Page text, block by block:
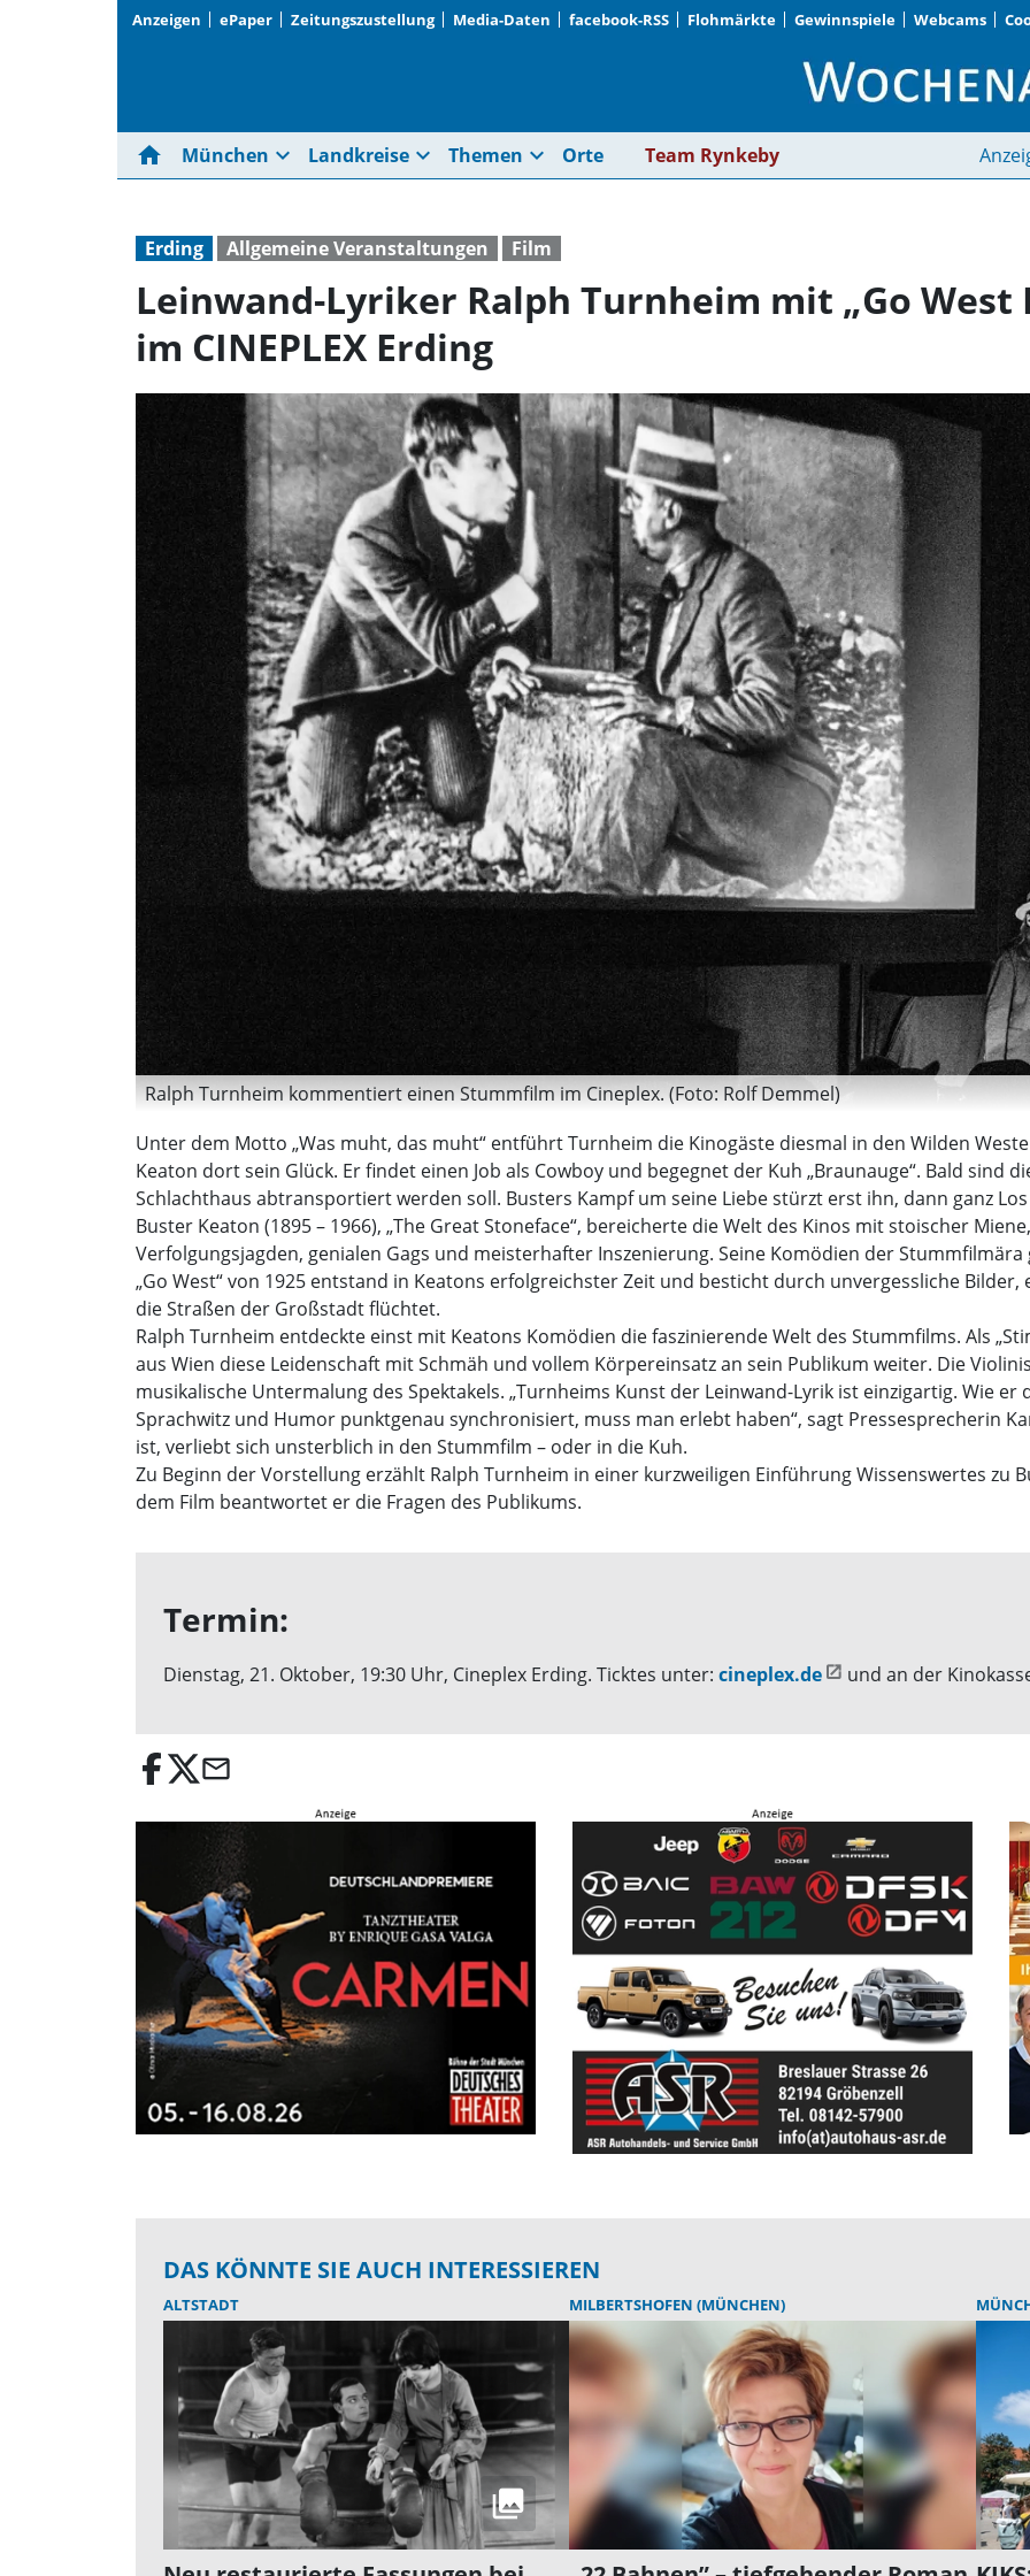
Anzeigen ePaper Zeitungszustellung Media-Daten facebook-RSS Flohmärkte Gewinnspiele Webcams
Leinwand-Lyriker
home München expand_more Landkreise expand_more Themen expand_more Orte Team Rynkeby
Erding Allgemeine Veranstaltungen Film
Leinwand-Lyriker Ralph Turnheim mit „Go West
im CINEPLEX Erding
Ralph Turnheim kommentiert einen Stummfilm im Cineplex. (Foto: Rolf Demmel)
Unter dem Motto „Was muht, das muht“ entführt Turnheim die Kinogäste diesmal in den Wilden
Keaton dort sein Glück. Er findet einen Job als Cowboy und begegnet der Kuh „Braunauge“. Bald sind
Schlachthaus abtransportiert werden soll. Busters Kampf um seine Liebe stürzt erst ihn, dann ganz Los
Buster Keaton (1895 – 1966), „The Great Stoneface“, bereicherte die Welt des Kinos mit stoischer
Verfolgungsjagden, genialen Gags und meisterhafter Inszenierung. Seine Komödien der
„Go West“ von 1925 entstand in Keatons erfolgreichster Zeit und besticht durch unvergessliche
die Straßen der Großstadt flüchtet.
Ralph Turnheim entdeckte einst mit Keatons Komödien die faszinierende Welt des Stummfilms. Als
aus Wien diese Leidenschaft mit Schmäh und vollem Körpereinsatz an sein Publikum weiter. Die
musikalische Untermalung des Spektakels. „Turnheims Kunst der Leinwand-Lyrik ist einzigartig. Wie er
Sprachwitz und Humor punktgenau synchronisiert, muss man erlebt haben“, sagt Pressesprecherin
ist, verliebt sich unsterblich in den Stummfilm – oder in die Kuh.
Zu Beginn der Vorstellung erzählt Ralph Turnheim in einer kurzweiligen Einführung Wissenswertes zu
dem Film beantwortet er die Fragen des Publikums.
Termin:
Dienstag, 21. Oktober, 19:30 Uhr, Cineplex Erding. Ticktes unter: cineplex.de und an der
email
DAS KÖNNTE SIE AUCH INTERESSIEREN
ALTSTADT MILBERTSHOFEN (MÜNCHEN)